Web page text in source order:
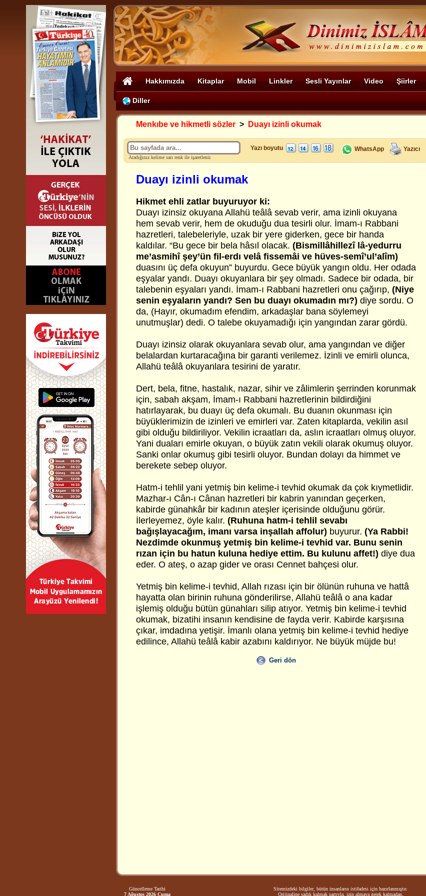
Hakkımızda Kitaplar Mobil Linkler Sesli Yayınlar Video Şiirler
Diller
Menkıbe ve hikmetli sözler > Duayı izinli okumak
Aradığınız kelime sarı renk ile işaretlenir.
Yazı boyutu WhatsApp Yazıcı
Duayı izinli okumak
Hikmet ehli zatlar buyuruyor ki:
Duayı izinsiz okuyana Allahü teâlâ sevab verir, ama izinli okuyana
hem sevab verir, hem de okuduğu dua tesirli olur. İmam-ı Rabbani
hazretleri, talebeleriyle, uzak bir yere giderken, gece bir handa
kaldılar. “Bu gece bir bela hâsıl olacak. (Bismillâhillezî lâ-yedurru
me’asmihî şey’ün fil-erdı velâ fissemâi ve hüves-semî’ul’alîm)
duasını üç defa okuyun” buyurdu. Gece büyük yangın oldu. Her odada
eşyalar yandı. Duayı okuyanlara bir şey olmadı. Sadece bir odada, bir
talebenin eşyaları yandı. İmam-ı Rabbani hazretleri onu çağırıp, (Niye
senin eşyaların yandı? Sen bu duayı okumadın mı?) diye sordu. O
da, (Hayır, okumadım efendim, arkadaşlar bana söylemeyi
unutmuşlar) dedi. O talebe okuyamadığı için yangından zarar gördü.
Duayı izinsiz olarak okuyanlara sevab olur, ama yangından ve diğer
belalardan kurtaracağına bir garanti verilemez. İzinli ve emirli olunca,
Allahü teâlâ okuyanlara tesirini de yaratır.
Dert, bela, fitne, hastalık, nazar, sihir ve zâlimlerin şerrinden korunmak
için, sabah akşam, İmam-ı Rabbani hazretlerinin bildirdiğini
hatırlayarak, bu duayı üç defa okumalı. Bu duanın okunması için
büyüklerimizin de izinleri ve emirleri var. Zaten kitaplarda, vekilin asıl
gibi olduğu bildiriliyor. Vekilin icraatları da, aslın icraatları olmuş oluyor.
Yani duaları emirle okuyan, o büyük zatın vekili olarak okumuş oluyor.
Sanki onlar okumuş gibi tesirli oluyor. Bundan dolayı da himmet ve
berekete sebep oluyor.
Hatm-i tehlil yani yetmiş bin kelime-i tevhid okumak da çok kıymetlidir.
Mazhar-ı Cân-ı Cânan hazretleri bir kabrin yanından geçerken,
kabirde günahkâr bir kadının ateşler içerisinde olduğunu görür.
İlerleyemez, öyle kalır. (Ruhuna hatm-i tehlil sevabı
bağışlayacağım, imanı varsa inşallah affolur) buyurur. (Ya Rabbi!
Nezdimde okunmuş yetmiş bin kelime-i tevhid var. Bunu senin
rızan için bu hatun kuluna hediye ettim. Bu kulunu affet!) diye dua
eder. O ateş, o azap gider ve orası Cennet bahçesi olur.
Yetmiş bin kelime-i tevhid, Allah rızası için bir ölünün ruhuna ve hattâ
hayatta olan birinin ruhuna gönderilirse, Allahü teâlâ o ana kadar
işlemiş olduğu bütün günahları silip atıyor. Yetmiş bin kelime-i tevhid
okumak, bizatihi insanın kendisine de fayda verir. Kabirde karşısına
çıkar, imdadına yetişir. İmanlı olana yetmiş bin kelime-i tevhid hediye
edilince, Allahü teâlâ kabir azabını kaldırıyor. Ne büyük müjde bu!
Geri dön
Güncelleme Tarihi
7 Ağustos 2026 Cuma
Sitemizdeki bilgiler, bütün insanların istifadesi için hazırlanmıştır.
Orijinaline sadık kalmak şartıyla, izin almaya gerek kalmadan,